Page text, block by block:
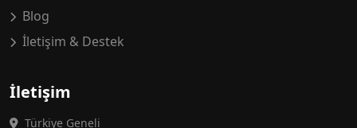
Blog
İletişim & Destek
İletişim
Türkiye Geneli